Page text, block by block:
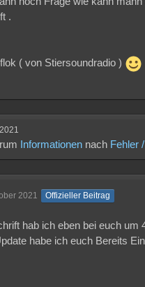
.
( von Stiersoundradio )
Informationen nach Fehler
2021 Offizieller Beitrag
hab ich eben bei euch um
habe ich euch Bereits